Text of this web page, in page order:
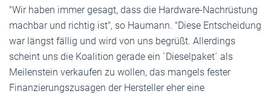
"Wir haben immer gesagt, dass die Hardware-Nachrüstung
machbar und richtig ist", so Haumann. "Diese Entscheidung
war längst fällig und wird von uns begrüßt. Allerdings
scheint uns die Koalition gerade ein `Dieselpaket´ als
Meilenstein verkaufen zu wollen, das mangels fester
Finanzierungszusagen der Hersteller eher eine